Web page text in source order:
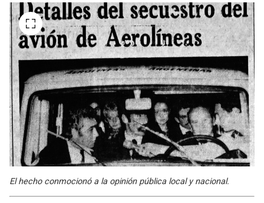
El hecho conmocionó a la opinión pública local y nacional.